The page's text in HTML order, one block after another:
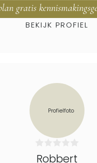
gratis
BEKIJK PROFIEL
Robbert